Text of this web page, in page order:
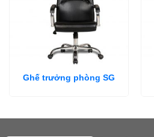
Ghế trưởng phòng SG